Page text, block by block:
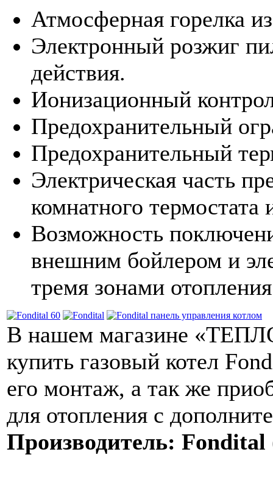
Атмосферная горелка
Электронный розжиг
действия.
Ионизационный
Предохранительный
Предохранительный
Электрическая часть
комнатного
Возможность
внешним бойлером и
тремя зонами
В нашем магазине
купить газовый котел
его монтаж, а так же
для отопления с
Производитель: